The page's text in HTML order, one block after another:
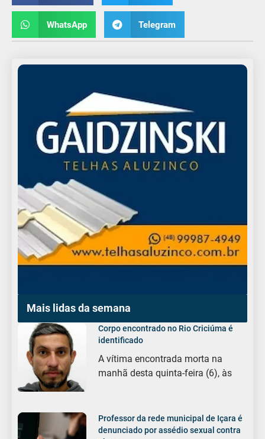
WhatsApp Telegram
Mais lidas da semana
Corpo encontrado no Rio Criciúma é
identificado
A vítima encontrada morta na
manhã desta quinta-feira (6), às
Professor da rede municipal de Içara é
denunciado por assédio sexual contra